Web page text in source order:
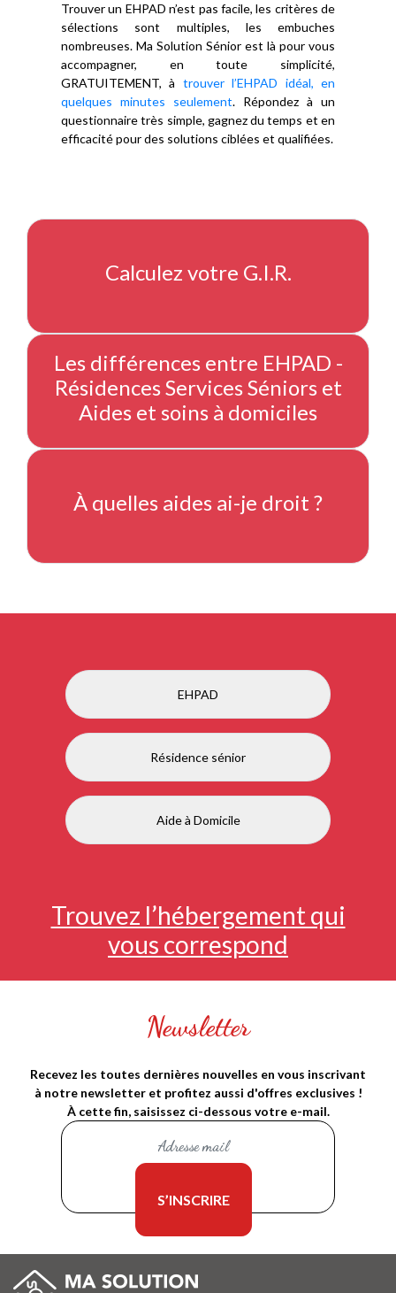
Trouver un EHPAD n’est pas facile, les critères de
sélections sont multiples, les embuches
nombreuses. Ma Solution Sénior est là pour vous
accompagner, en toute simplicité,
GRATUITEMENT, à trouver l’EHPAD idéal, en
quelques minutes seulement. Répondez à un
questionnaire très simple, gagnez du temps et en
efficacité pour des solutions ciblées et qualifiées.
Calculez votre G.I.R.
Les différences entre EHPAD -
Résidences Services Séniors et
Aides et soins à domiciles
À quelles aides ai-je droit ?
EHPAD
Résidence sénior
Aide à Domicile
Trouvez l’hébergement qui
vous correspond
Newsletter
Recevez les toutes dernières nouvelles en vous inscrivant
à notre newsletter et profitez aussi d'offres exclusives !
À cette fin, saisissez ci-dessous votre e-mail.